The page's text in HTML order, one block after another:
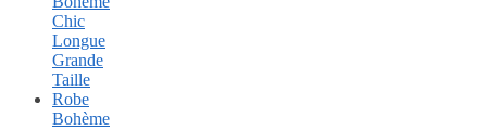
Chic
Longue
Grande
Taille
Robe
Bohème